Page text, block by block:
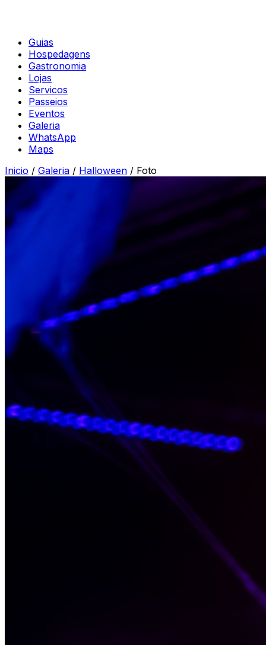
Guias
Hospedagens
Gastronomia
Lojas
Servicos
Passeios
Eventos
Galeria
WhatsApp
Maps
Inicio / Galeria / Halloween / Foto